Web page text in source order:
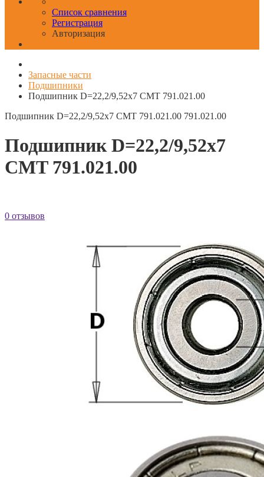
Список сравнения
Регистрация
Авторизация
Запасные части
Подшипники
Подшипник D=22,2/9,52x7 CMT 791.021.00
Подшипник D=22,2/9,52x7 CMT 791.021.00 791.021.00
Подшипник D=22,2/9,52x7
CMT 791.021.00
0 отзывов